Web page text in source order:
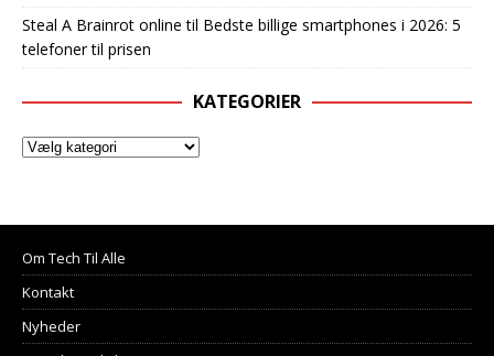
Steal A Brainrot online til Bedste billige smartphones i 2026: 5
telefoner til prisen
KATEGORIER
Om Tech Til Alle
Kontakt
Nyheder